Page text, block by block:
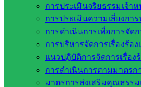
การประเมินจริยธรรมเจ้า
การประเมินความเสี่ยงก
การดำเนินการเพื่อการจัด
การบริหารจัดการเรื่องร้อง
แนวปฏิบัติการจัดการเรื่อ
การดำเนินการตามมาตร
มาตรการส่งเสริมคุณธรร
หน่วยงานที่เกี่ยวข้อง
กระทรวงศึกษาธิการ
กระทรวงการอุดมศึกษา
สำนักงานเลขาธิการสภาการศึก
สำนักงานคณะกรรมการการอา